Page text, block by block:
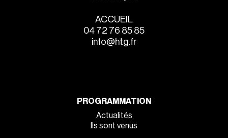
ACCUEIL
04 72 76 85 85
info@htg.fr
PROGRAMMATION
Actualités
Ils sont venus